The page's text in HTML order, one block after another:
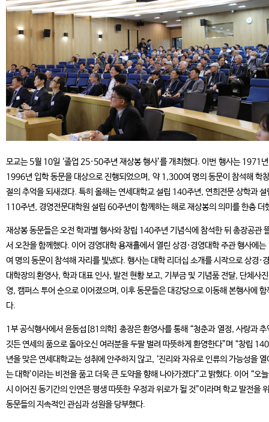
모교는 5월 10일 ‘졸업 25·50주년 재상봉 행사’를 개최했다. 이번 행사는 1971
1996년 입학 동문을 대상으로 진행되었으며, 약 1,300여 명의 동문이 참석해 학
절의 추억을 되새겼다. 특히 올해는 연세대학교 설립 140주년, 연희전문 상학과 설
110주년, 경영전문대학원 설립 60주년이 함께하는 해로 재상봉의 의미를 한층 더
재상봉 동문들은 오전 학과별 행사와 창립 140주년 기념식에 참석한 뒤 총장공관
서 오찬을 함께했다. 이어 경영대학 용재홀에서 열린 상경·경영대학 주관 행사에
여 명의 동문이 참석해 자리를 빛냈다. 행사는 대학 리더십 소개를 시작으로 상경·
대학장의 환영사, 학과 대표 인사, 발전 현황 보고, 기부금 및 기념품 전달, 단체사
영, 캠퍼스 투어 순으로 이어졌으며, 이후 동문들은 대강당으로 이동해 본행사에 함
다.
1부 공식행사에서 윤동섭[81의학] 총장은 환영사를 통해 “청춘과 열정, 사랑과 추
깃든 연세의 품으로 돌아오신 여러분을 두팔 벌려 따뜻하게 환영한다”며 “창립
년을 맞은 연세대학교는 성취에 안주하지 않고, ‘진리와 자유로 인류의 가능성을 열
는 대학’이라는 비전을 품고 더욱 큰 도약을 향해 나아가겠다”고 밝혔다. 이어 “오
시 이어진 동기간의 인연은 평생 따뜻한 우정과 위로가 될 것”이라며 학교 발전을
동문들의 지속적인 관심과 성원을 당부했다.